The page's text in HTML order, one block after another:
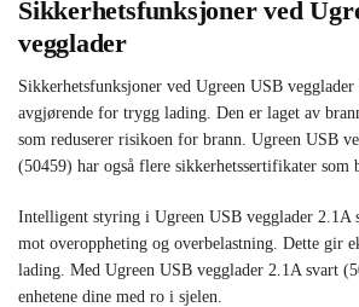
Sikkerhetsfunksjoner ved
vegglader
Sikkerhetsfunksjoner ved Ugreen USB
avgjørende for trygg lading. Den er laget av
som reduserer risikoen for brann. Ugreen USB
(50459) har også flere sikkerhetssertifikater som
Intelligent styring i Ugreen USB vegglader 2.1A
mot overoppheting og overbelastning. Dette gir
lading. Med Ugreen USB vegglader 2.1A svart
enhetene dine med ro i sjelen.